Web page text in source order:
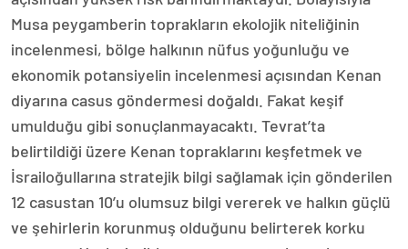
Musa peygamberin toprakların ekolojik niteliğinin
incelenmesi, bölge halkının nüfus yoğunluğu ve
ekonomik potansiyelin incelenmesi açısından Kenan
diyarına casus göndermesi doğaldı. Fakat keşif
umulduğu gibi sonuçlanmayacaktı. Tevrat’ta
belirtildiği üzere Kenan topraklarını keşfetmek ve
İsrailoğullarına stratejik bilgi sağlamak için gönderilen
12 casustan 10’u olumsuz bilgi vererek ve halkın güçlü
ve şehirlerin korunmuş olduğunu belirterek korku